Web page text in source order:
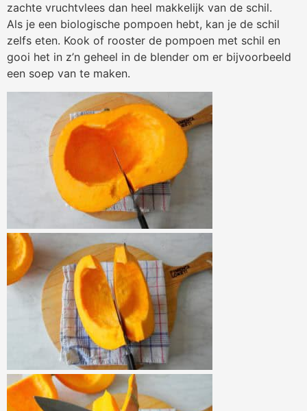
zachte vruchtvlees dan heel makkelijk van de schil.
Als je een biologische pompoen hebt, kan je de schil
zelfs eten. Kook of rooster de pompoen met schil en
gooi het in z’n geheel in de blender om er bijvoorbeeld
een soep van te maken.